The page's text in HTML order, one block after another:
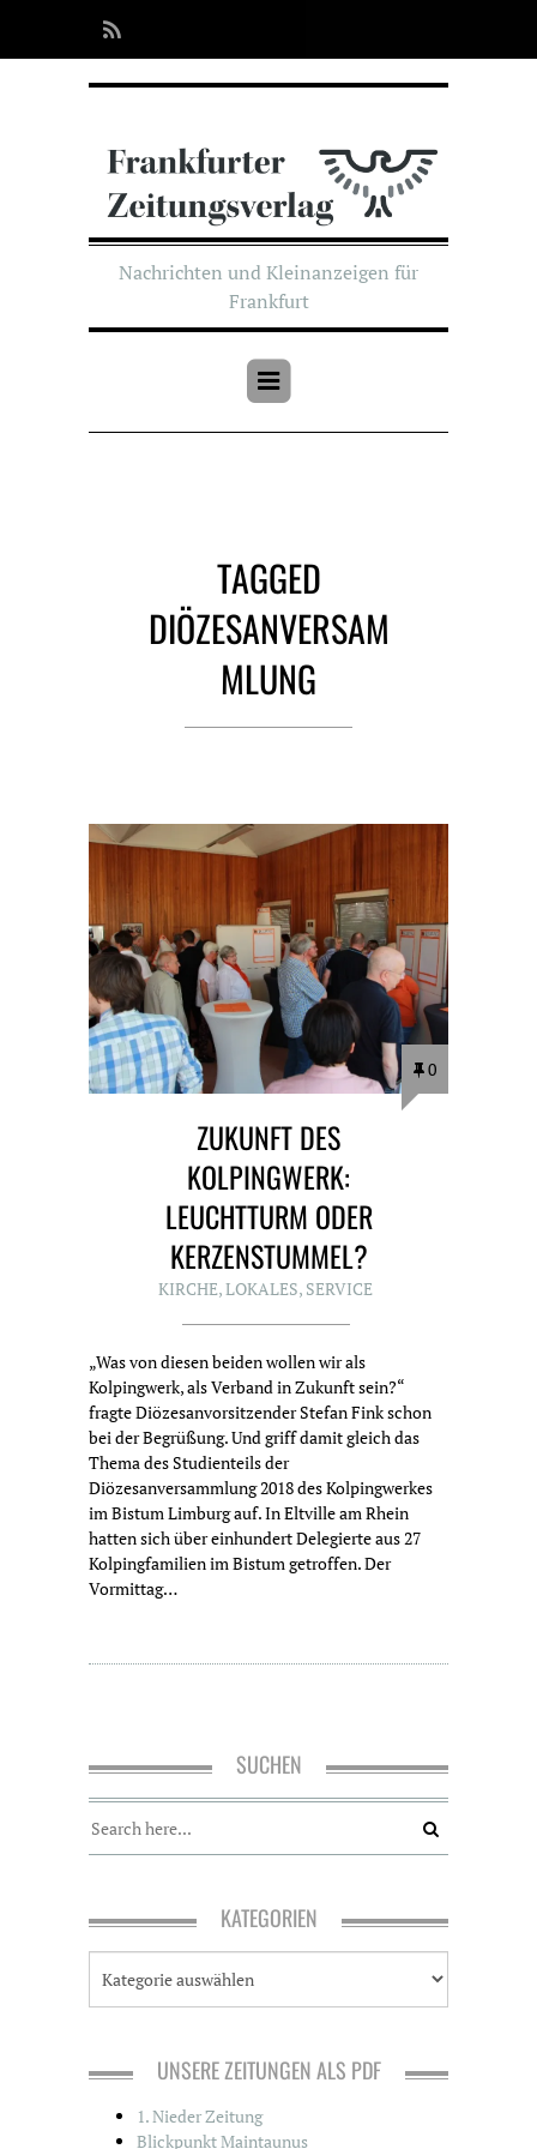
Nachrichten und Kleinanzeigen für
Frankfurt
TAGGED
DIÖZESANVERSAM
MLUNG
0
ZUKUNFT DES
KOLPINGWERK:
LEUCHTTURM ODER
KERZENSTUMMEL?
KIRCHE,LOKALES, SERVICE
„Was von diesen beiden wollen wir als
Kolpingwerk, als Verband in Zukunft sein?“
fragte Diözesanvorsitzender Stefan Fink schon
bei der Begrüßung. Und griff damit gleich das
Thema des Studienteils der
Diözesanversammlung 2018 des Kolpingwerkes
im Bistum Limburg auf. In Eltville am Rhein
hatten sich über einhundert Delegierte aus 27
Kolpingfamilien im Bistum getroffen. Der
Vormittag…
SUCHEN
KATEGORIEN
t
UNSERE ZEITUNGEN ALS PDF
1. Nieder Zeitung
Blickpunkt Maintaunus